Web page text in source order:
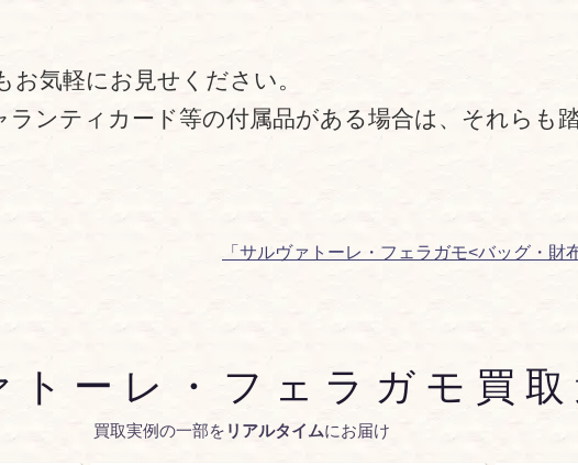
気軽にお見せください。
ンティカード等の付属品がある場合は、それらも
「サルヴァトーレ・フェラガモ<バッグ・
トーレ・フェラガモ買取
買取実例の一部を リアルタイムにお届け